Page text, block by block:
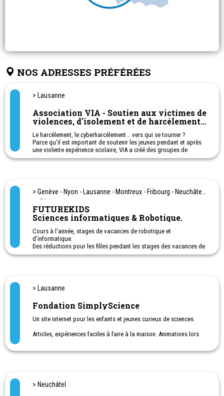
NOS ADRESSES PRÉFÉRÉES
> Lausanne
Association VIA - Soutien aux victimes de
violences, d'isolement et de harcèlement
à l'école
Le harcèlement, le cyberharcèlement... vers qui se tourner ?
Parce qu'il est important de soutenir les jeunes pendant et après
une violente expérience scolaire, VIA a créé des groupes de
soutien pour des jeunes qui sont touchés par ces violences. Cela
Nous proposons également une permanence de conseils et
d'écoute (plus d'informations sur notre site).
Enfin, nous sensibilisons la population au harcèlement scolaire
par le biais d’interventions sur demande et par des informations
> Genève - Nyon - Lausanne - Montreux - Fribourg - Neuchâtel
et Sion
FUTUREKIDS
Sciences informatiques & Robotique.
Cours à l'année, stages de vacances de robotique et
d'informatique.
Des réductions pour les filles pendant les stages des vacances de
février et mars/avril.
INSCRIPTIONS EN LIGNE DEPUIS NOTRE SITE WEB
> Lausanne
Fondation SimplyScience
Un site internet pour les enfants et jeunes curieux de sciences.
Articles, expériences faciles à faire à la maison. Animations lors
la relève dans les domaines des mathématiques, sciences
> Neuchâtel